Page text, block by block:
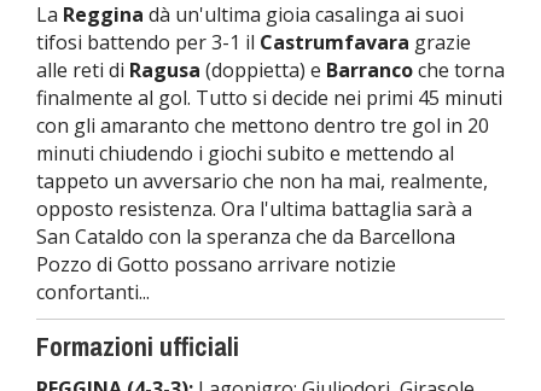
La Reggina dà un'ultima gioia casalinga ai suoi
tifosi battendo per 3-1 il Castrumfavara grazie
alle reti di Ragusa (doppietta) e Barrancoche torna
finalmente al gol. Tutto si decide nei primi 45 minuti
con gli amaranto che mettono dentro tre gol in 20
minuti chiudendo i giochi subito e mettendo al
tappeto un avversario che non ha mai, realmente,
opposto resistenza. Ora l'ultima battaglia sarà a
San Cataldo con la speranza che da Barcellona
Pozzo di Gotto possano arrivare notizie
confortanti...
Formazioni ufficiali